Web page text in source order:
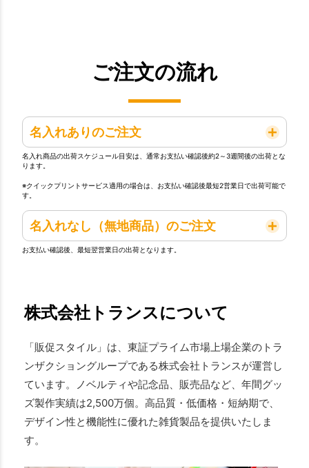
ご注文の流れ
名入れありのご注文
名入れ商品の出荷スケジュール目安は、通常お支払い確認後約2～3週間後の出荷とな
ります。
※クイックプリントサービス適用の場合は、お支払い確認後最短2営業日で出荷可能で
す。
名入れなし（無地商品）のご注文
お支払い確認後、最短翌営業日の出荷となります。
株式会社トランスについて
「販促スタイル」は、東証プライム市場上場企業のトラ
ンザクショングループである株式会社トランスが運営し
ています。ノベルティや記念品、販売品など、年間グッ
ズ製作実績は2,500万個。高品質・低価格・短納期で、
デザイン性と機能性に優れた雑貨製品を提供いたしま
す。